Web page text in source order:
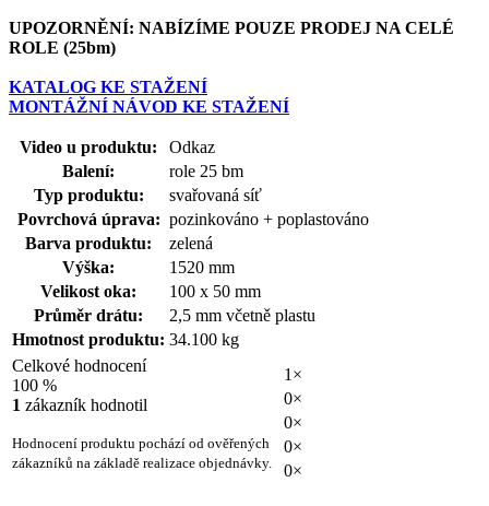
UPOZORNĚNÍ: NABÍZÍME POUZE PRODEJ NA CELÉ
ROLE (25bm)
KATALOG KE STAŽENÍ
MONTÁŽNÍ NÁVOD KE STAŽENÍ
Video u produktu:
Odkaz
Balení:
role 25 bm
Typ produktu:
svařovaná síť
Povrchová úprava: pozinkováno + poplastováno
Barva produktu:
zelená
Výška:
1520 mm
Velikost oka:
100 x 50 mm
Průměr drátu:
2,5 mm včetně plastu
Hmotnost produktu: 34.100 kg
Celkové hodnocení
100 %
1 zákazník hodnotil
Hodnocení produktu pochází od ověřených
zákazníků na základě realizace objednávky.
1×
0×
0×
0×
0×